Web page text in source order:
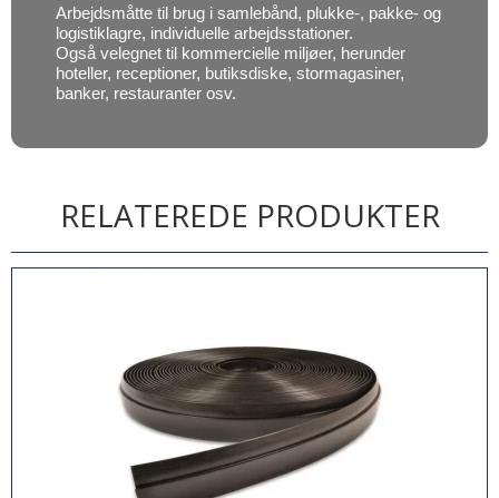
Arbejdsmåtte til brug i samlebånd, plukke-, pakke- og
logistiklagre, individuelle arbejdsstationer.
Også velegnet til kommercielle miljøer, herunder
hoteller, receptioner, butiksdiske, stormagasiner,
banker, restauranter osv.
RELATEREDE PRODUKTER